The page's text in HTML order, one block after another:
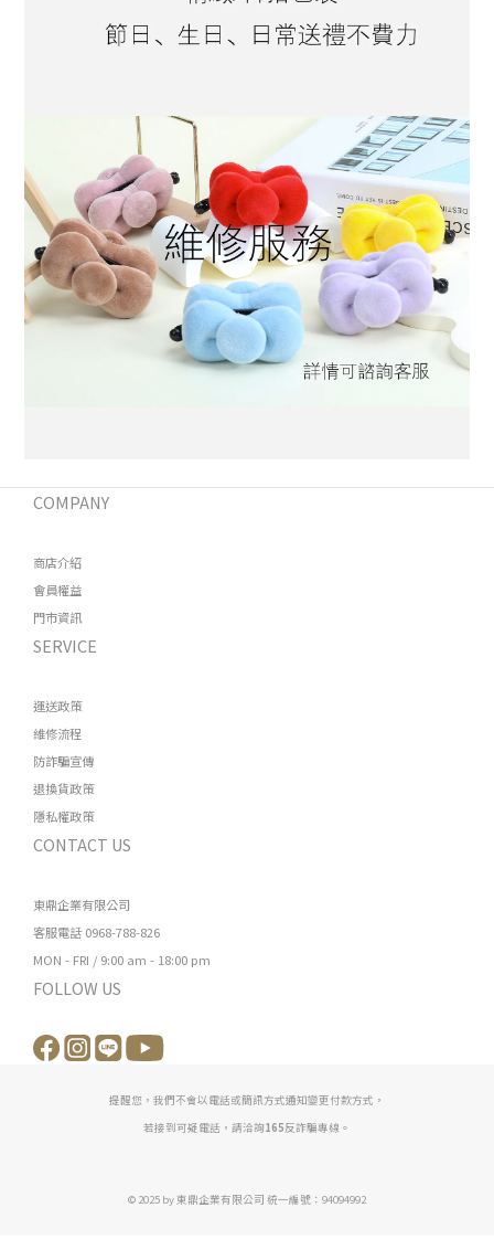
COMPANY
商店介紹
會員權益
門市資訊
SERVICE
運送政策
維修流程
防詐騙宣傳
退換貨政策
隱私權政策
CONTACT US
東鼎企業有限公司
客服電話 0968-788-826
MON - FRI / 9:00 am - 18:00 pm
FOLLOW US
提醒您，我們不會以電話或簡訊方式通知變更付款方式，
若接到可疑電話，請洽詢165反詐騙專線。
© 2025 by 東鼎企業有限公司 統一編號：94094992